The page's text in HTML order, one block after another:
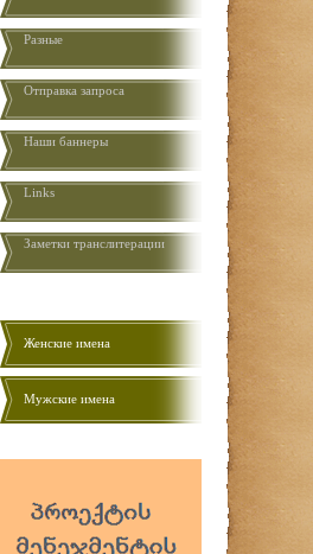
Разные
Отправка запроса
Наши баннеры
Links
Заметки транслитерации
Женские имена
Мужские имена